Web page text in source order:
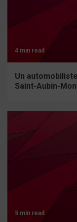
4 min read
Un
Saint-Aubin-
5 min read